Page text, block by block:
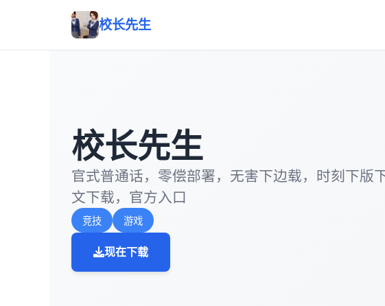
校长先生
校长先生
官式普通话，零偿部署，无害下边载，时刻下版
文下载，官方入口
竞技 游戏
现在下载